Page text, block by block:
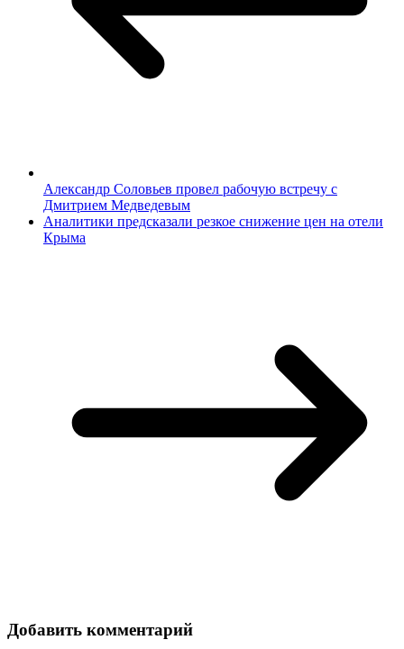
Александр Соловьев провел рабочую встречу с
Дмитрием Медведевым
Аналитики предсказали резкое снижение цен на отели
Крыма
Добавить комментарий